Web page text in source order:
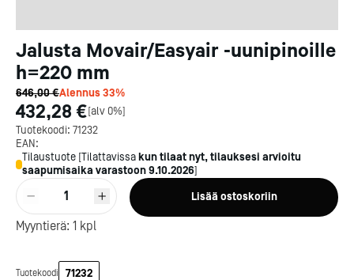
Jalusta Movair/Easyair -uunipinoille
h=220 mm
646,00 €Alennus33%
432,28 €[alv 0%]
Tuotekoodi: 71232
EAN:
Tilaustuote [Tilattavissa kun tilaat nyt, tilauksesi arvioitu
saapumisaika varastoon9.10.2026]
1 Lisää ostoskoriin
Myyntierä: 1 kpl
Tuotekoodi 71232
Kotipizza on vuonna 1987
perustettu yritys, jolla on yli
300 ravintolaa eri puolella
Suomea. Dieta on tehnyt
yhteistyötä, ja olemme